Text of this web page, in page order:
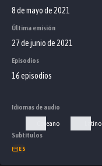
8 de mayo de 2021
Última emisión
27 de junio de 2021
Episodios
16 episodios
Idiomas de audio
Coreano
Latino
Subtítulos
ES